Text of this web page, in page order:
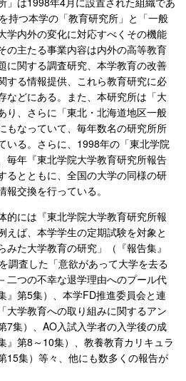
持つ本学の「教育研究所」と「一般
学内外の変化に対応すべくその機能
の主たる事業内容は内外の高等教育
に関する調査研究、本学教育の改善
する情報提供、これら教育研究に必
などにある。また、本研究所は「大
り、さらに「東北・北海道地区一般
もなっていて、毎年数名の研究所所
いる。さらに、1998年の「東北学院
毎年『東北学院大学教育研究所報告
るとともに、全国の大学の同様の研
交換を行っている。
的には『東北学院大学教育研究所報
えば、本学学生の定期試験を対象と
みた大学教育の研究」（『報告集』
調査した「意欲があって大学を去る
二つの不幸な退学理由へのプール代
』第5集）、本学FD推進委員会と連
大学教育への取り組みに関するアン
7集）、AO入試入学者の入学後の成
』第8～10集）、教養教育カリキュラ
15集）等々、他にも数多くの報告が